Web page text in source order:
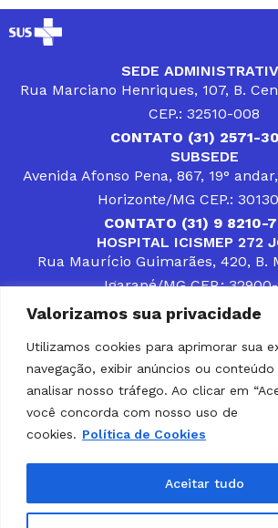
Valorizamos sua privacidade
Utilizamos cookies para aprimorar sua
navegação, exibir anúncios ou
analisar nosso tráfego. Ao clicar em
você concorda com nosso uso de
cookies. Política de Cookies
Aceitar tudo
SEDE
Rua Marciano Henriques, 107, B.
CEP.: 32510-008
CONTATO (31) 2571-
SUBSEDE
Avenida Afonso Pena, 867, 19°
Horizonte/MG CEP.:
CONTATO (31) 9 8210-
HOSPITAL ICISMEP 272
Rua Maurício Guimarães, 420, B.
Igarapé/MG CEP.:
CONTATOS (31) 3512-4400 ou
DESENVOLVER SOLUÇÕES,
PÚBLICOS QUE COMPLEMENTEM A
POPULAÇÃO DA REGIÃO EM QUE
PARCEIRO DOS MUNICÍPIOS
SOLUÇÃO DE DIFICULDADES
GESTORES MUNICIPAIS, É O
ICISMEP.
Home Institucional Municípios
Portal da Integridade